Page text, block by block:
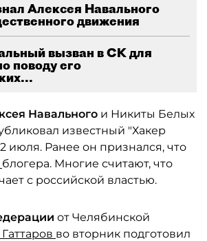
Алексея Навального
движения
вызван в СК для
поводу его
Навального и Никиты Белых
известный "Хакер
июля. Ранее он признался, что
блогера. Многие считают, что
с российской властью.
от Челябинской
во вторник подготовил